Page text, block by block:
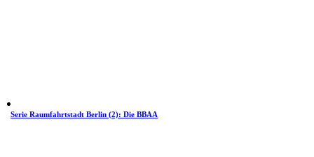
Serie Raumfahrtstadt Berlin (2): Die BBAA